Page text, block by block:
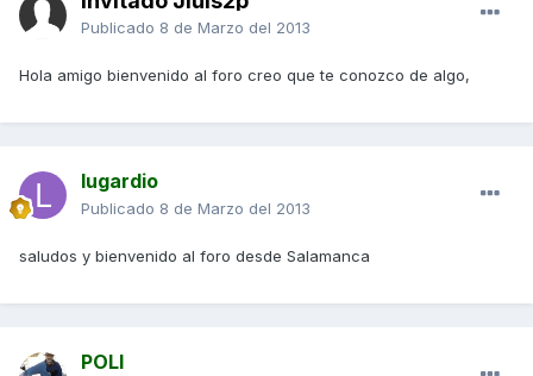
Publicado 8 de Marzo del 2013
Hola amigo bienvenido al foro creo que te conozco de algo,
lugardio
Publicado 8 de Marzo del 2013
saludos y bienvenido al foro desde Salamanca
POLI